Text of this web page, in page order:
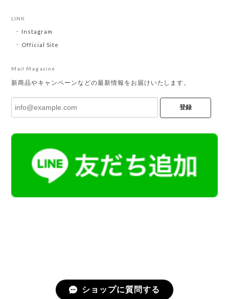
LINK
Instagram
Official Site
Mail Magazine
新商品やキャンペーンなどの最新情報をお届けいたします。
登録
ショップに質問する